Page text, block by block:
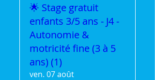
🌟 Stage gratuit
enfants 3/5 ans - J4 -
Autonomie &
motricité fine (3 à 5
ans) (1)
ven. 07 août